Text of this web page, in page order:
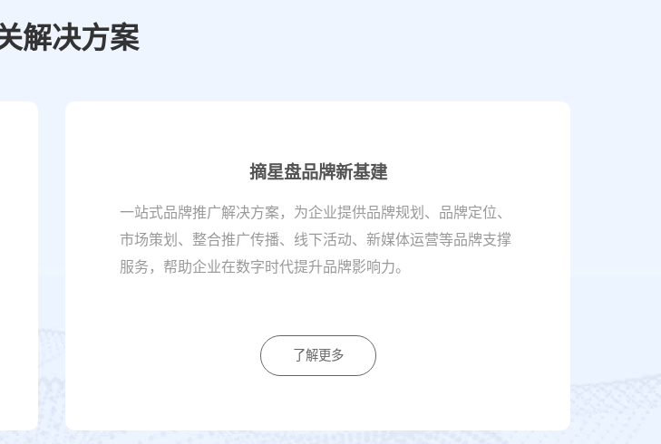
解决方案
摘星盘品牌新基建
一站式品牌推广解决方案，为企业提供品牌规划、品牌定位、
市场策划、整合推广传播、线下活动、新媒体运营等品牌支撑
服务，帮助企业在数字时代提升品牌影响力。
了解更多